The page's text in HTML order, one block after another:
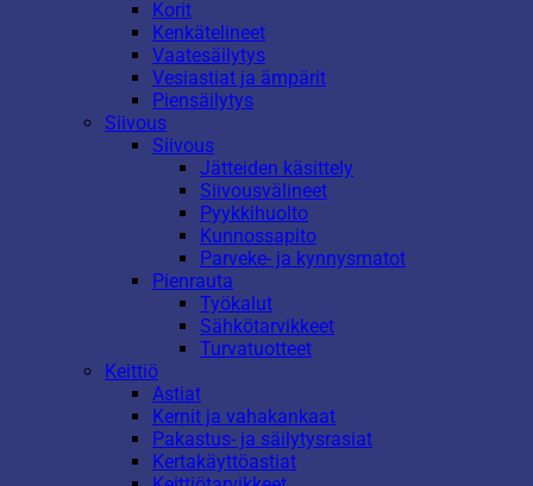
Korit
Kenkätelineet
Vaatesäilytys
Vesiastiat ja ämpärit
Piensäilytys
Siivous
Siivous
Jätteiden käsittely
Siivousvälineet
Pyykkihuolto
Kunnossapito
Parveke- ja kynnysmatot
Pienrauta
Työkalut
Sähkötarvikkeet
Turvatuotteet
Keittiö
Astiat
Kernit ja vahakankaat
Pakastus- ja säilytysrasiat
Kertakäyttöastiat